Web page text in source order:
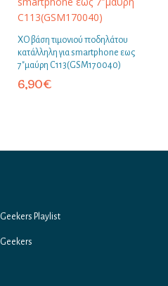
ΧΟ βάση τιμονιού ποδηλάτου
κατάλληλη για smartphone εως
7″μαύρη C113(GSM170040)
6,90€
Geekers Playlist
Geekers